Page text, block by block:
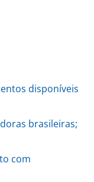
disponíveis
brasileiras;
com